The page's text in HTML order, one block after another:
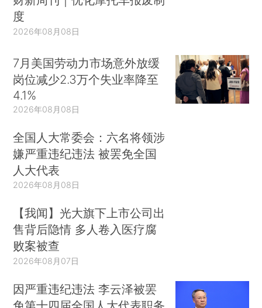
度
2026年08月08日
7月美国劳动力市场意外放缓
岗位减少2.3万个失业率降至
4.1%
2026年08月08日
全国人大常委会：六名将领涉
嫌严重违纪违法 被罢免全国
人大代表
2026年08月08日
【我闻】光大旗下上市公司出
售背后隐情 多人卷入医疗腐
败案被查
2026年08月07日
因严重违纪违法 李云泽被罢